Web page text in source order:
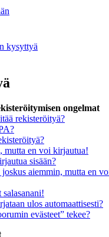
kysyttyä
ongelmat
rekisteröityä?
mutta en voi kirjautua!
sisään?
aiemmin, mutta en
ulos automaattisesti?
evästeet” tekee?